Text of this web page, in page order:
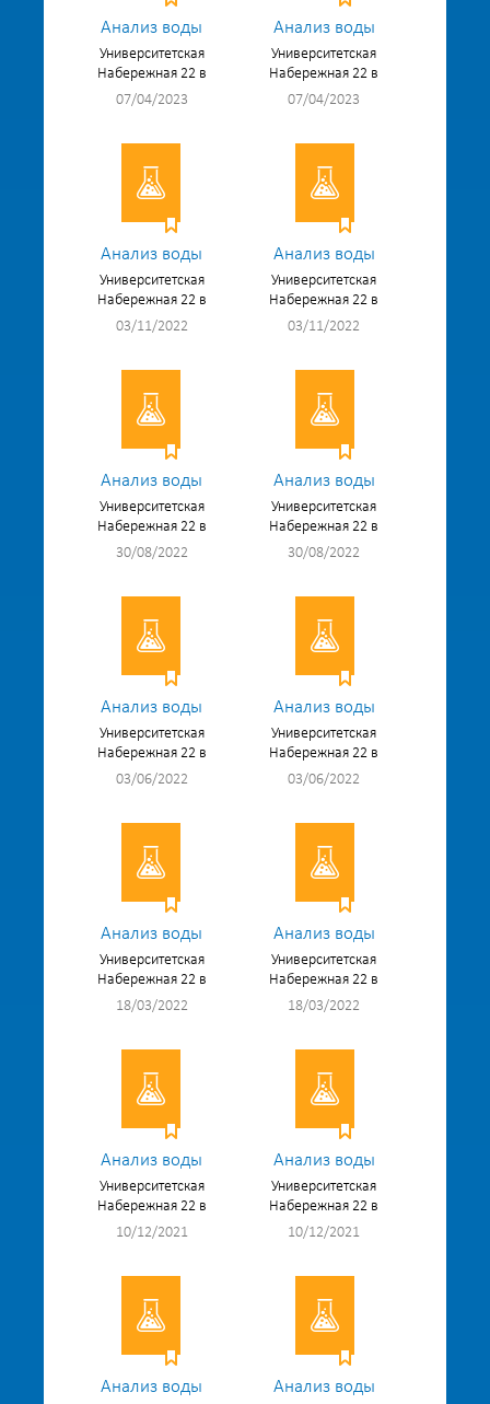
Анализ воды
Университетская
Набережная 22 в
07/04/2023
Анализ воды
Университетская
Набережная 22 в
07/04/2023
Анализ воды
Университетская
Набережная 22 в
03/11/2022
Анализ воды
Университетская
Набережная 22 в
03/11/2022
Анализ воды
Университетская
Набережная 22 в
30/08/2022
Анализ воды
Университетская
Набережная 22 в
30/08/2022
Анализ воды
Университетская
Набережная 22 в
03/06/2022
Анализ воды
Университетская
Набережная 22 в
03/06/2022
Анализ воды
Университетская
Набережная 22 в
18/03/2022
Анализ воды
Университетская
Набережная 22 в
18/03/2022
Анализ воды
Университетская
Набережная 22 в
10/12/2021
Анализ воды
Университетская
Набережная 22 в
10/12/2021
Анализ воды Анализ воды